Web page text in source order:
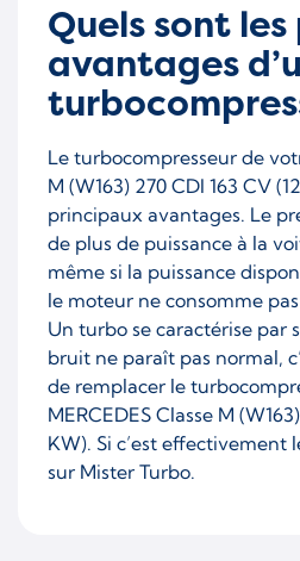
Quels sont
avantages
Le turbocompresseur de
M (W163) 270 CDI 163 CV
principaux avantages. Le
de plus de puissance à la
même si la puissance
le moteur ne consomme
Un turbo se caractérise par
bruit ne paraît pas normal,
de remplacer le
MERCEDES Classe M
KW). Si c’est effectivement
sur Mister Turbo.